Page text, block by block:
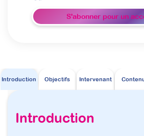
S'abonner pour un
Introduction Objectifs Intervenant
Introduction